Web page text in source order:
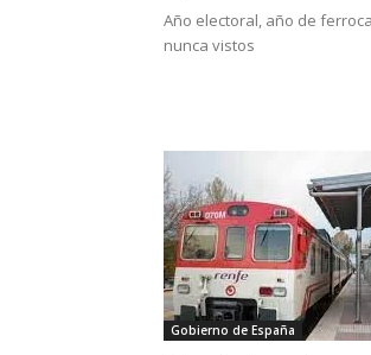
Año electoral, año de
nunca vistos
Gobierno de España